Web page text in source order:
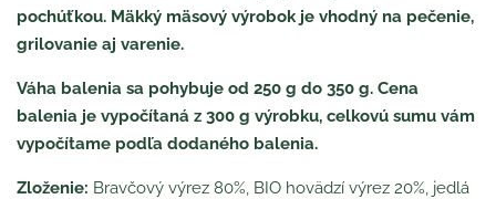
pochúťkou. Mäkký mäsový výrobok je vhodný na pečenie,
grilovanie aj varenie.
Váha balenia sa pohybuje od 250 g do 350 g. Cena
balenia je vypočítaná z 300 g výrobku, celkovú sumu vám
vypočítame podľa dodaného balenia.
Zloženie: Bravčový výrez 80%, BIO hovädzí výrez 20%, jedlá